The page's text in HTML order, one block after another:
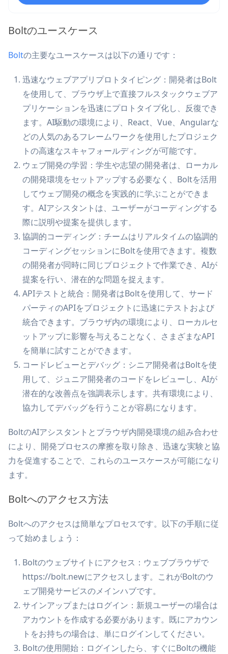
Boltのユースケース
Boltの主要なユースケースは以下の通りです：
迅速なウェブアプリプロトタイピング：開発者はBolt
を使用して、ブラウザ上で直接フルスタックウェブア
プリケーションを迅速にプロトタイプ化し、反復でき
ます。AI駆動の環境により、React、Vue、Angularな
どの人気のあるフレームワークを使用したプロジェク
トの高速なスキャフォールディングが可能です。
ウェブ開発の学習：学生や志望の開発者は、ローカル
の開発環境をセットアップする必要なく、Boltを活用
してウェブ開発の概念を実践的に学ぶことができま
す。AIアシスタントは、ユーザーがコーディングする
際に説明や提案を提供します。
協調的コーディング：チームはリアルタイムの協調的
コーディングセッションにBoltを使用できます。複数
の開発者が同時に同じプロジェクトで作業でき、AIが
提案を行い、潜在的な問題を捉えます。
APIテストと統合：開発者はBoltを使用して、サード
パーティのAPIをプロジェクトに迅速にテストおよび
統合できます。ブラウザ内の環境により、ローカルセ
ットアップに影響を与えることなく、さまざまなAPI
を簡単に試すことができます。
コードレビューとデバッグ：シニア開発者はBoltを使
用して、ジュニア開発者のコードをレビューし、AIが
潜在的な改善点を強調表示します。共有環境により、
協力してデバッグを行うことが容易になります。
BoltのAIアシスタントとブラウザ内開発環境の組み合わせ
により、開発プロセスの摩擦を取り除き、迅速な実験と協
力を促進することで、これらのユースケースが可能になり
ます。
Boltへのアクセス方法
Boltへのアクセスは簡単なプロセスです。以下の手順に従
って始めましょう：
Boltのウェブサイトにアクセス：ウェブブラウザで
https://bolt.newにアクセスします。これがBoltのウ
ェブ開発サービスのメインハブです。
サインアップまたはログイン：新規ユーザーの場合は
アカウントを作成する必要があります。既にアカウン
トをお持ちの場合は、単にログインしてください。
Boltの使用開始：ログインしたら、すぐにBoltの機能